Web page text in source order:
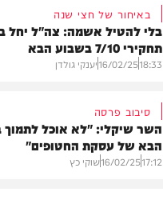
באיחור של חצי שנה
בלי להטיל אשמה: צה"ל יחל
תחקירי 7/10 בשבוע הבא
18:33
16/02/25יענקי גולדן
סיבוב פרסה
השר שיקלי: "לא אוכל
הבא של עסקת החטופים"
17:12
16/02/25שוקי כץ